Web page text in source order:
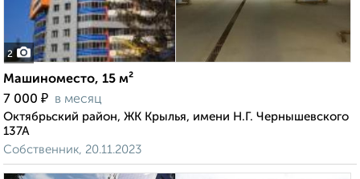
2
Машиноместо, 15 м²
7 000 ₽ в месяц
Октябрьский район, ЖК Крылья, имени Н.Г. Чернышевского
137А
Собственник, 20.11.2023